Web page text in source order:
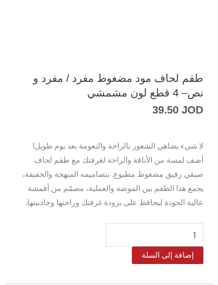
طقم لحاف مود مضغوط مفرد / مفرد و
نص– 4 قطع لون مشمشي
39.50 JOD
لا شيء يضاهي الشعور بالراحة والنعومة بعد يوم طويل!
أضف لمسة من الأناقة والراحة لغرفتك مع طقم لحاف
صيفي رقيق مضغوط مطبوع. بتصاميمه المبهجة والخفيفة،
يجمع هذا الطقم بين الموضة والعملية، مصمّم من أقمشة
عالية الجودة ليحافظ على برودة غرفتك وراحتها وجاذبيتها.
كمية
طقم
لحاف
إضافة إلى السلة